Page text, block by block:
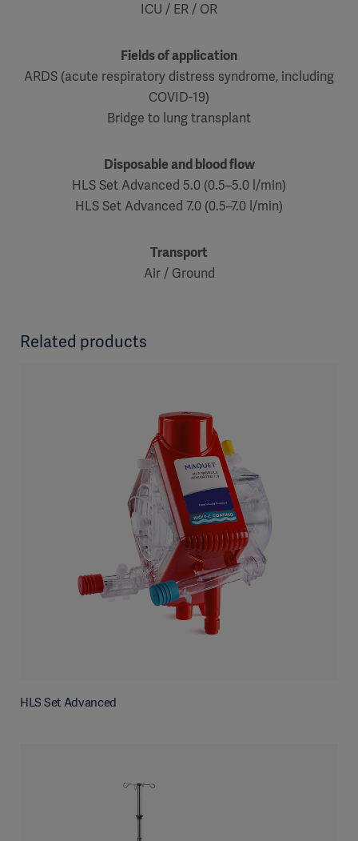
ICU / ER / OR
Fields of application
ARDS (acute respiratory distress syndrome, including
COVID-19)
Bridge to lung transplant
Disposable and blood flow
HLS Set Advanced 5.0 (0.5–5.0 l/min)
HLS Set Advanced 7.0 (0.5–7.0 l/min)
Transport
Air / Ground
Related products
HLS Set Advanced